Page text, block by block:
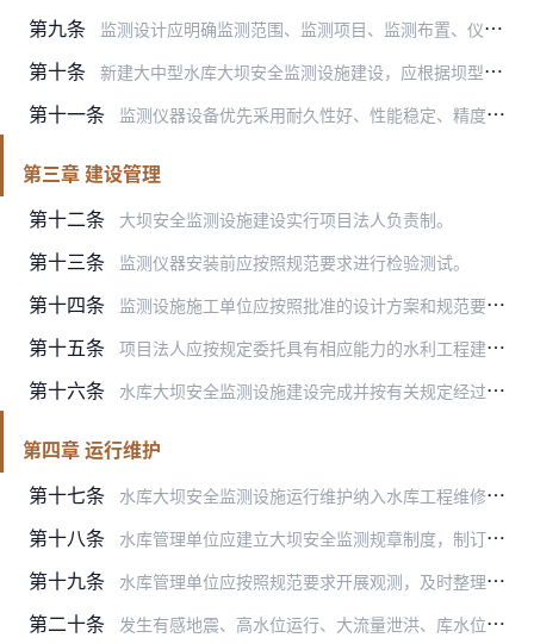
第九条 监测设计应明确监测范围、监测项目、监测布置、仪器设备选型、安装技术和监测成果分析应用要求等。
第十条 新建大中型水库大坝安全监测设施建设，应根据坝型、坝高、工程环境等实际情况，按照《水利水电工程安全监测设计规范》（SL725）、《土石坝安全监测技术规范》（SL/…
第十一条 监测仪器设备优先采用耐久性好、性能稳定、精度高、自动化程度高、低功耗、易维护、易更换升级、自主可控的设备。
第三章 建设管理
第十二条
大坝安全监测设施建设实行项目法人负责制。
第十三条 监测仪器安装前应按照规范要求进行检验测试。
第十四条 监测设施施工单位应按照批准的设计方案和规范要求进行施工。
第十五条 项目法人应按规定委托具有相应能力的水利工程建设监理单位，对水库大坝安全监测设施建设实施全过程监理。
第十六条 水库大坝安全监测设施建设完成并按有关规定经过试运行后，应及时组织验收。
第四章 运行维护
第十七条
水库大坝安全监测设施运行维护纳入水库工程维修养护工作范围。
第十八条 水库管理单位应建立大坝安全监测规章制度，制订操作规程，明确人员配置及岗位职责，开展现场检查、监测设施运行维护。可委托专业机构承担大坝安全监测设施运行维护工作。
第十九条 水库管理单位应按照规范要求开展观测，及时整理、分析监测数据，发现数据异常及时补测和比测。
第二十条 发生有感地震、高水位运行、大流量泄洪、库水位骤升骤降或者其他可能影响大坝安全的异常情况时，应加强现场检查，加密监测频次，必要时增加临时监测设施。